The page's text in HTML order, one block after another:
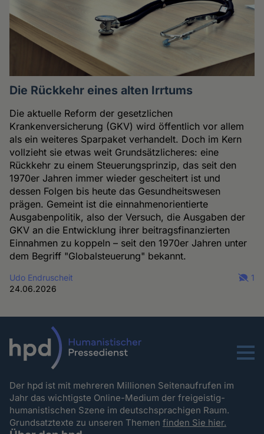
Die Rückkehr eines alten Irrtums
Die aktuelle Reform der gesetzlichen
Krankenversicherung (GKV) wird öffentlich vor allem
als ein weiteres Sparpaket verhandelt. Doch im Kern
vollzieht sie etwas weit Grundsätzlicheres: eine
Rückkehr zu einem Steuerungsprinzip, das seit den
1970er Jahren immer wieder gescheitert ist und
dessen Folgen bis heute das Gesundheitswesen
prägen. Gemeint ist die einnahmenorientierte
Ausgabenpolitik, also der Versuch, die Ausgaben der
GKV an die Entwicklung ihrer beitragsfinanzierten
Einnahmen zu koppeln – seit den 1970er Jahren unter
dem Begriff "Globalsteuerung" bekannt.
Udo Endruscheit
24.06.2026
1
Menu
Der hpd ist mit mehreren Millionen Seitenaufrufen im
Jahr das wichtigste Online-Medium der freigeistig-
humanistischen Szene im deutschsprachigen Raum.
Grundsatztexte zu unseren Themenfinden Sie hier.